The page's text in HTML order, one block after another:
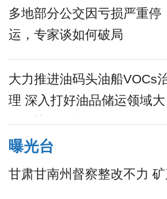
多地部分公交因亏损严重停
运，专家谈如何破局
大力推进油码头油船VOCs
理 深入打好油品储运领域大
气污染攻坚战
曝光台
甘肃甘南州督察整改不力